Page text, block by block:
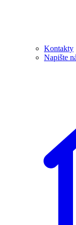
Kontakty
Napište